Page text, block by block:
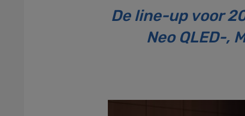
De line-up voor
Neo QLED-,